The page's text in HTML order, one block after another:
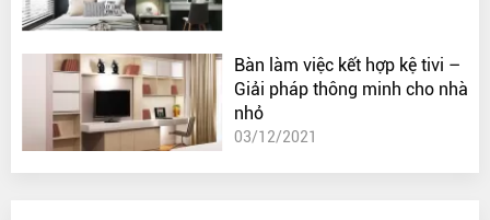
Bàn làm việc kết hợp kệ tivi –
Giải pháp thông minh cho nhà
nhỏ
03/12/2021